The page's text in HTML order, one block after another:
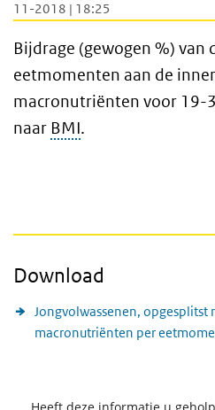
11-2018 | 18:25
Bijdrage (gewogen %) van
eetmomenten aan de
macronutriënten voor 19-
naar BMI.
Download
Jongvolwassenen, opgesplitst
macronutriënten per